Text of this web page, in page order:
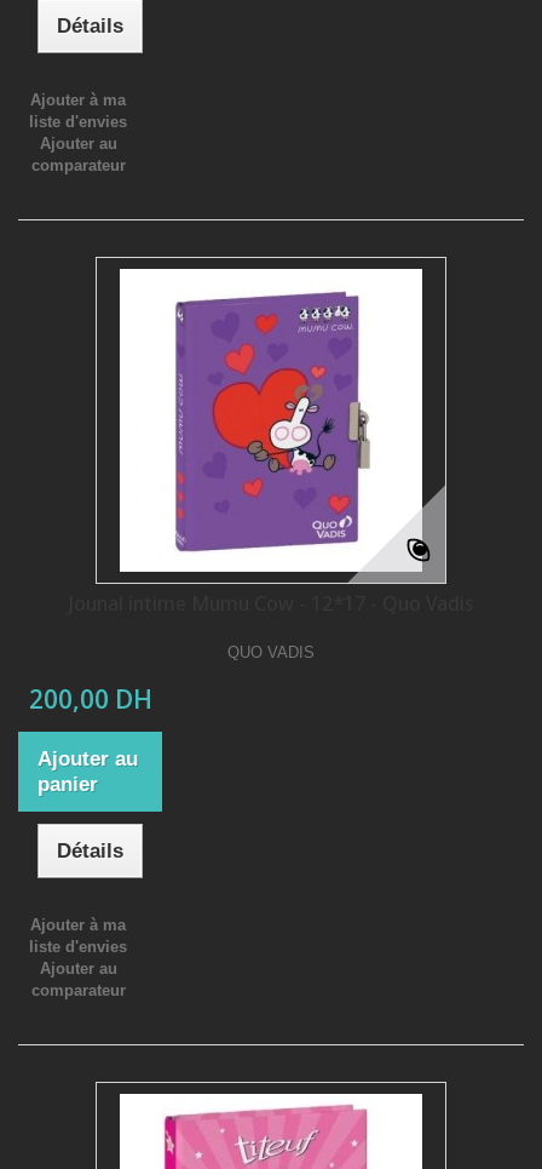
Détails
Ajouter à ma
liste d'envies
Ajouter au
comparateur
QUO VADIS
200,00 DH
Ajouter au
panier
Détails
Ajouter à ma
liste d'envies
Ajouter au
comparateur